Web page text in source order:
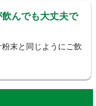
い葉のことで約30㎝
大麦はイネ科の植物
新芽の時に「麦ふみ
くすくと太く成長す
は数回踏みつける作業の
んでも大丈夫で
末と同じようにご飲